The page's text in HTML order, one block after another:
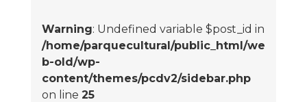
Warning: Undefined variable $post_id in
/home/parquecultural/public_html/we
b-old/wp-
content/themes/pcdv2/sidebar.php
on line 25